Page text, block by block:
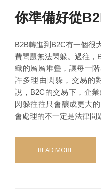
你準備好從
B2B轉進到B2C有一個很
費問題無法閃躲。過往，
織的層層堆疊，讓每一
許多理由閃躲，交易的
說，B2C的交易下，企
閃躲往往只會釀成更大
會處理的不一定是法律問
READ MORE